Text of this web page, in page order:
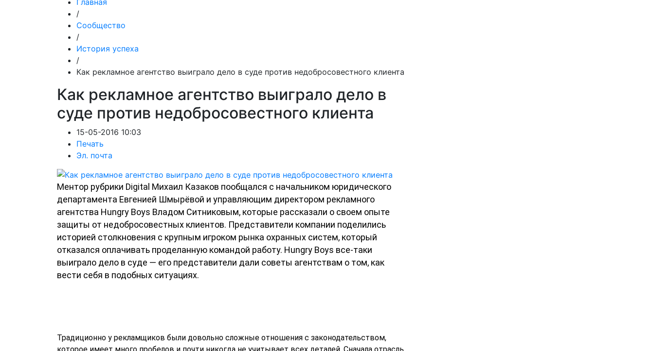
Главная
/
Сообщество
/
История успеха
/
Как рекламное агентство выиграло дело в суде против недобросовестного клиента
Как рекламное агентство выиграло дело в
суде против недобросовестного клиента
15-05-2016 10:03
Печать
Эл. почта
Ментор рубрики Digital Михаил Казаков пообщался с начальником юридического
департамента Евгенией Шмырёвой и управляющим директором рекламного
агентства Hungry Boys Владом Ситниковым, которые рассказали о своем опыте
защиты от недобросовестных клиентов. Представители компании поделились
историей столкновения с крупным игроком рынка охранных систем, который
отказался оплачивать проделанную командой работу. Hungry Boys все-таки
выиграло дело в суде — его представители дали советы агентствам о том, как
вести себя в подобных ситуациях.
Традиционно у рекламщиков были довольно сложные отношения с законодательством,